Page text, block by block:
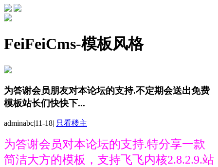
FeiFeiCms-模板风格
为答谢会员朋友对本论坛的支持.不定期会送出免费
模板站长们快快下...
adminabc|11-18| 只看楼主
为答谢会员对本论坛的支持.特分享一款
简洁大方的模板，支持飞飞内核2.8.2.9.站